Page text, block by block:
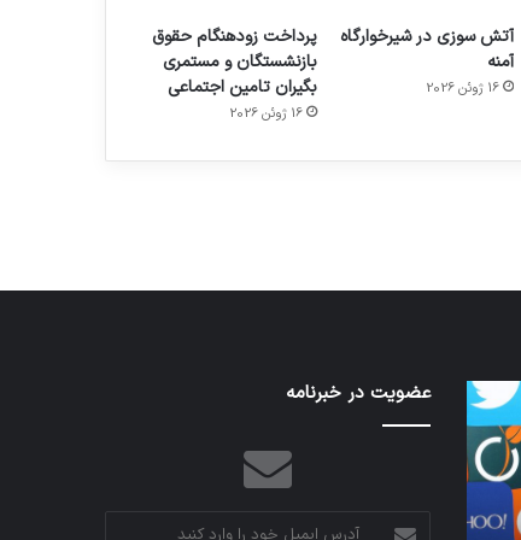
آتش سوزی در شیرخوارگاه
آمنه
16 ژوئن 2026
پرداخت زودهنگام حقوق
بازنشستگان و مستمری
بگیران تامین اجتماعی
16 ژوئن 2026
هدفون های 2023
نخستین
کاملا
خودران
اپل
عضویت در خبرنامه
آدرس